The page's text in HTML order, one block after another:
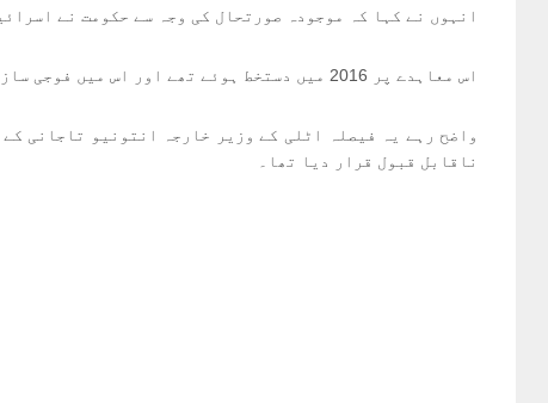
انہوں نے کہا کہ موجودہ صورتحال کی وجہ سے حکومت نے
اس معاہدے پر 2016 میں دستخط ہوئے تھے اور اس میں فوجی سازوسامان اور تحقیق پر تعاون شامل تھا۔ اسے ہر پانچ سال بعد تجدید کرنے کی ضرورت ہے۔
واضح رہے یہ فیصلہ اٹلی کے وزیر خارجہ انتونیو تاجانی
ناقابل قبول قرار دیا تھا۔